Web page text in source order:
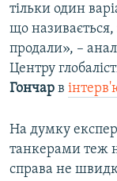
тільки один
що
продали», –
Центру
Гончар в
На думку
танкерами теж
справа не